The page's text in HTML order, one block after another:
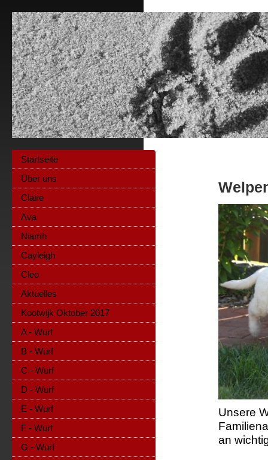
Unsere
an
Startseite
Über uns
Claire
Ava
Niamh
Cayleigh
Cleo
Aktuelles
Kootwijk Oktober 2017
A - Wurf
B - Wurf
C - Wurf
D - Wurf
E - Wurf
F - Wurf
G - Wurf